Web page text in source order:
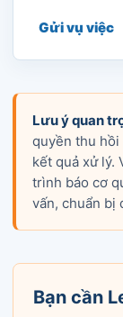
Gửi vụ việc
Lưu ý quan
quyền thu hồi
kết quả xử lý.
trình báo cơ
vấn, chuẩn bị
Bạn cần